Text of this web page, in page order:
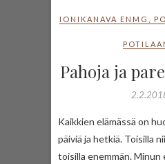
IONIKANAVA ENMG
Pahoja ja
Kaikkien elämässä on
päiviä ja hetkiä. Toisilla
toisilla enemmän. Minun